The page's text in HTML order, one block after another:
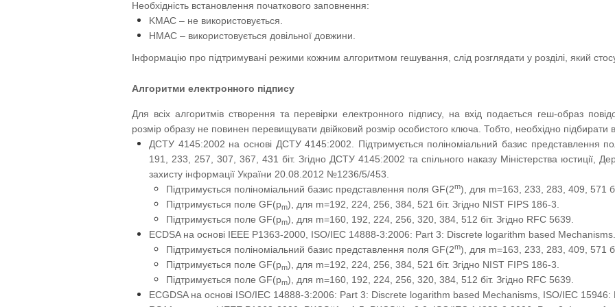
Необхідність встановлення початкового заповнення:
KMAC – не використовується.
HMAC – використовується довільної довжини.
Інформацію про підтримувані режими кожним алгоритмом гешування, слід розглядати у розділі, який
Алгоритми електронного підпису
Для всіх алгоритмів створення та перевірки електронного підпису, на вхід подається геш-образ
розмір образу не повинен перевищувати двійковий розмір особистого ключа. Тобто, необхідно підбирати
ДСТУ 4145:2002 на основі ДСТУ 4145:2002. Підтримується поліноміальний базис представлення
191, 233, 257, 307, 367, 431 біт. Згідно ДСТУ 4145:2002 та спільного наказу Міністерства юстиції,
захисту інформації України 20.08.2012 №1236/5/453.
Підтримується поліноміальний базис представлення поля GF(2m), для m=163, 233, 283, 409, 571
Підтримується поле GF(pm), для m=192, 224, 256, 384, 521 біт. Згідно NIST FIPS 186-3.
Підтримується поле GF(pm), для m=160, 192, 224, 256, 320, 384, 512 біт. Згідно RFC 5639.
ECDSA на основі IEEE P1363-2000, ISO/IEC 14888-3:2006: Part 3: Discrete logarithm based Mechanisms.
Підтримується поліноміальний базис представлення поля GF(2m), для m=163, 233, 283, 409, 571
Підтримується поле GF(pm), для m=192, 224, 256, 384, 521 біт. Згідно NIST FIPS 186-3.
Підтримується поле GF(pm), для m=160, 192, 224, 256, 320, 384, 512 біт. Згідно RFC 5639.
ECGDSA на основі ISO/IEC 14888-3:2006: Part 3: Discrete logarithm based Mechanisms, ISO/IEC